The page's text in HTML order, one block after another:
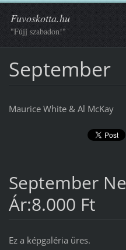
Fuvoskotta.hu
"Fújj szabadon!"
September
Maurice White & Al McKay
September
Ár:8.000 Ft
Ez a képgaléria üres.